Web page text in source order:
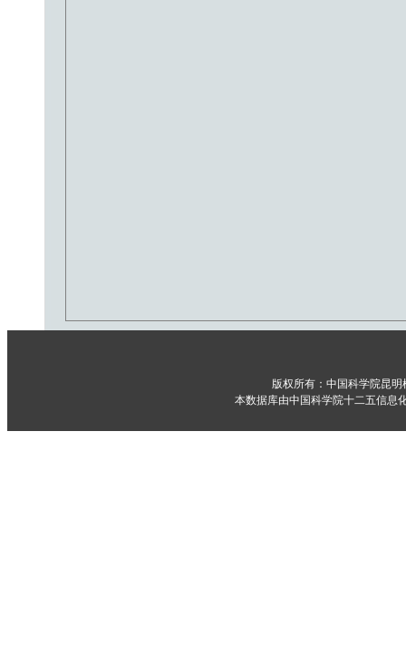
版权所有：中国科学院昆
本数据库由中国科学院十二五信息